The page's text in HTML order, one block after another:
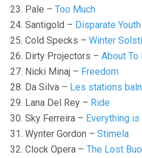
23. Pale – Too Much
24. Santigold – Disparate Youth
25. Cold Specks – Winter
26. Dirty Projectors – About To
27. Nicki Minaj – Freedom
28. Da Silva – Les stations
29. Lana Del Rey – Ride
30. Sky Ferreira – Everything
31. Wynter Gordon – Stimela
32. Clock Opera – The Lost